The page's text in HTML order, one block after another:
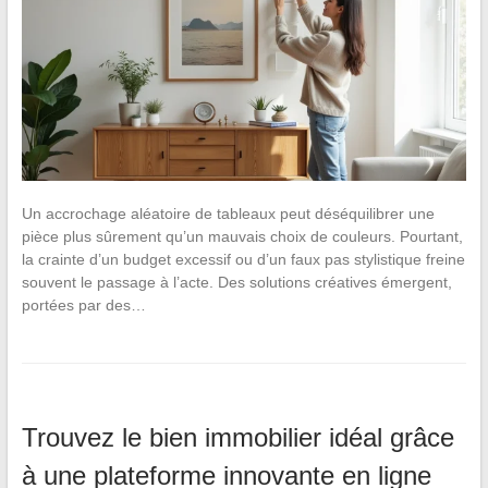
Un accrochage aléatoire de tableaux peut déséquilibrer une
pièce plus sûrement qu’un mauvais choix de couleurs. Pourtant,
la crainte d’un budget excessif ou d’un faux pas stylistique freine
souvent le passage à l’acte. Des solutions créatives émergent,
portées par des…
Trouvez le bien immobilier idéal grâce
à une plateforme innovante en ligne